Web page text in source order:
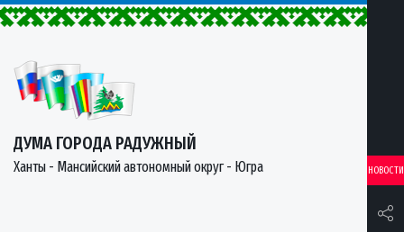
ДУМА ГОРОДА РАДУЖНЫЙ
Ханты - Мансийский автономный округ - Югра НОВОСТИ